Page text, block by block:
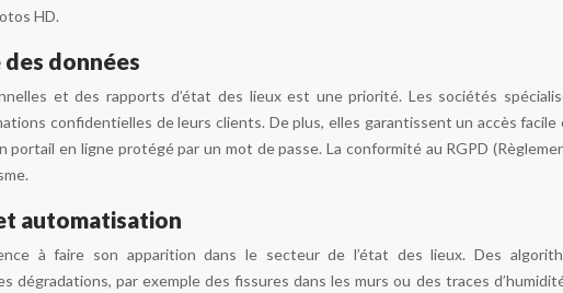
HD.
données
et des rapports d’état des lieux est une priorité. Les sociétés
confidentielles de leurs clients. De plus, elles garantissent un accès
portail en ligne protégé par un mot de passe. La conformité au RGPD
automatisation
à faire son apparition dans le secteur de l’état des lieux. Des
dégradations, par exemple des fissures dans les murs ou des traces